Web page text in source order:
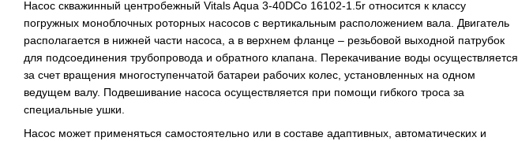
Насос скважинный центробежный Vitals Aqua 3-40DCo 16102-1.5r относится к классу
погружных моноблочных роторных насосов с вертикальным расположением вала. Двигатель
располагается в нижней части насоса, а в верхнем фланце – резьбовой выходной патрубок
для подсоединения трубопровода и обратного клапана. Перекачивание воды осуществляется
за счет вращения многоступенчатой батареи рабочих колес, установленных на одном
ведущем валу. Подвешивание насоса осуществляется при помощи гибкого троса за
специальные ушки.
Насос может применяться самостоятельно или в составе адаптивных, автоматических и